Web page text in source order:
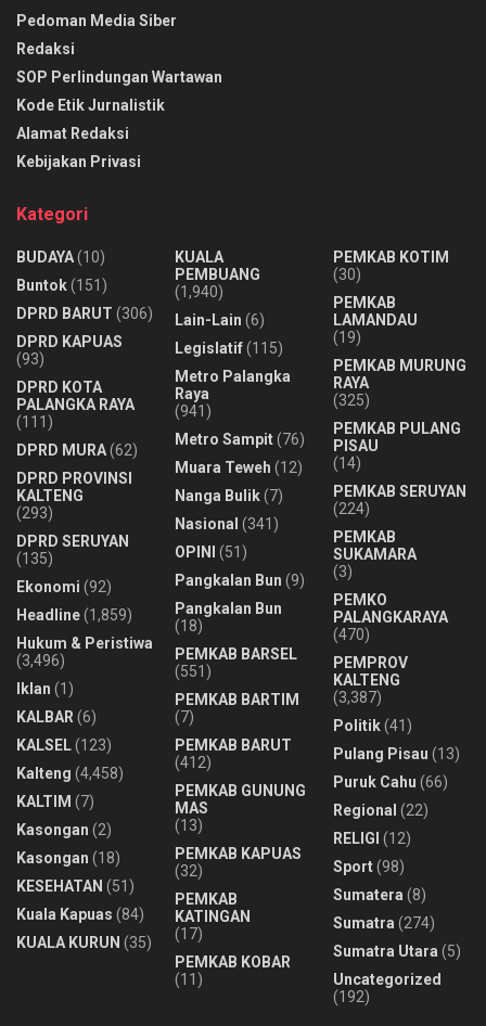
Pedoman Media Siber
Redaksi
SOP Perlindungan Wartawan
Kode Etik Jurnalistik
Alamat Redaksi
Kebijakan Privasi
Kategori
BUDAYA(10)
Buntok(151)
DPRD BARUT (306)
DPRD KAPUAS
(93)
DPRD KOTA
PALANGKA RAYA
(111)
DPRD MURA(62)
DPRD PROVINSI
KALTENG
(293)
DPRD SERUYAN
(135)
Ekonomi (92)
Headline(1,859)
Hukum & Peristiwa
(3,496)
Iklan (1)
KALBAR(6)
KALSEL(123)
Kalteng (4,458)
KALTIM (7)
Kasongan (2)
Kasongan (18)
KESEHATAN (51)
Kuala Kapuas (84)
KUALA KURUN (35)
KUALA
PEMBUANG
(1,940)
Lain-Lain (6)
Legislatif(115)
Metro Palangka
Raya
(941)
Metro Sampit(76)
Muara Teweh (12)
Nanga Bulik(7)
Nasional (341)
OPINI
(51)
Pangkalan Bun (9)
Pangkalan Bun
(18)
PEMKAB BARSEL
(551)
PEMKAB BARTIM
(7)
PEMKAB BARUT
(412)
PEMKAB GUNUNG
MAS
(13)
PEMKAB KAPUAS
(32)
PEMKAB
KATINGAN
(17)
PEMKAB KOBAR
(11)
PEMKAB KOTIM
(30)
PEMKAB
LAMANDAU
(19)
PEMKAB MURUNG
RAYA
(325)
PEMKAB PULANG
PISAU
(14)
PEMKAB SERUYAN
(224)
PEMKAB
SUKAMARA
(3)
PEMKO
PALANGKARAYA
(470)
PEMPROV
KALTENG
(3,387)
Politik(41)
Pulang Pisau (13)
Puruk Cahu (66)
Regional (22)
RELIGI (12)
Sport(98)
Sumatera (8)
Sumatra (274)
Sumatra Utara (5)
Uncategorized
(192)